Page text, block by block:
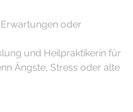
oder
und Heilpraktikerin für
Ängste, Stress oder alte